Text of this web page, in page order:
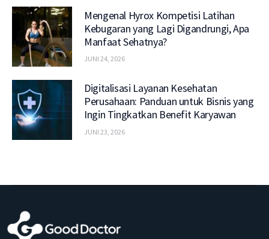
Mengenal Hyrox Kompetisi Latihan
Kebugaran yang Lagi Digandrungi, Apa
Manfaat Sehatnya?
JUNI 24, 2026
Digitalisasi Layanan Kesehatan
Perusahaan: Panduan untuk Bisnis yang
Ingin Tingkatkan Benefit Karyawan
JUNI 23, 2026